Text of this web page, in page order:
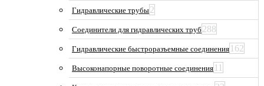
Гидравлические трубы2
Соединители для гидравлических труб 288
Гидравлические быстроразъемные соединения 162
Высоконапорные поворотные соединения 11